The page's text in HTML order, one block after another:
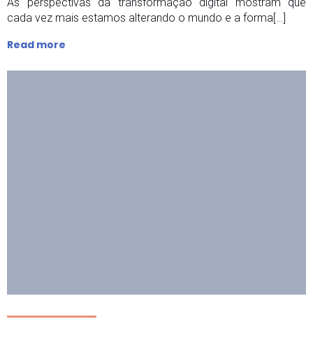
cada vez mais estamos alterando o mundo e a forma[…]
Read more